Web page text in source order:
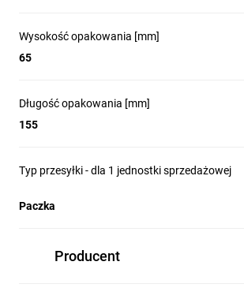
Aparaty są w pełni zgodne z obowiązującymi
świecie - certyfikaty morskie, UL, itp.
Elastyczność
Bardzo duża ilość dostępnych akcesoriów
Dodatkowe styki pomocnicze są odporne na
warunki pracy
W standardzie oferta dostosowana do
elektrycznych urządzeń gospodarstwa
Wysokość opakowania [mm]
65
Długość opakowania [mm]
155
Typ przesyłki - dla 1 jednostki sprzedażowej
Paczka
Producent